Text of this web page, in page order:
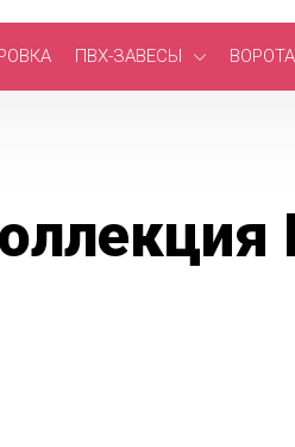
ПВХ-ЗАВЕСЫ ВОРОТА